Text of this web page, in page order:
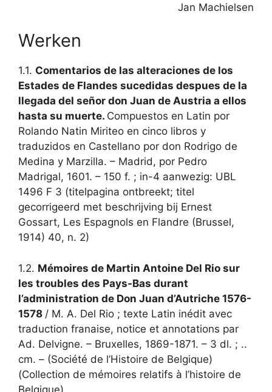
Jan Machielsen
Werken
1.1. Comentarios de las alteraciones de los
Estades de Flandes sucedidas despues de la
llegada del señor don Juan de Austria a ellos
hasta su muerte. Compuestos en Latin por
Rolando Natin Miriteo en cinco libros y
traduzidos en Castellano por don Rodrigo de
Medina y Marzilla. – Madrid, por Pedro
Madrigal, 1601. – 150 f. ; in-4 aanwezig: UBL
1496 F 3 (titelpagina ontbreekt; titel
gecorrigeerd met beschrijving bij Ernest
Gossart, Les Espagnols en Flandre (Brussel,
1914) 40, n. 2)
1.2. Mémoires de Martin Antoine Del Rio sur
les troubles des Pays-Bas durant
l’administration de Don Juan d’Autriche 1576-
1578 / M. A. Del Rio ; texte Latin inédit avec
traduction franaise, notice et annotations par
Ad. Delvigne. – Bruxelles, 1869-1871. – 3 dl. ; ..
cm. – (Société de l’Histoire de Belgique)
(Collection de mémoires relatifs à l’histoire de
Belgique)